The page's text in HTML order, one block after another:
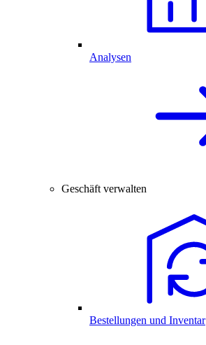
Analysen
Geschäft verwalten
Bestellungen und Inventar